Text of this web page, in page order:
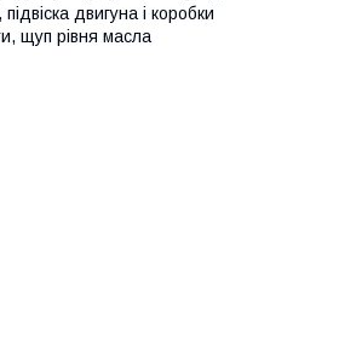
двигуна і коробки
щуп рівня масла